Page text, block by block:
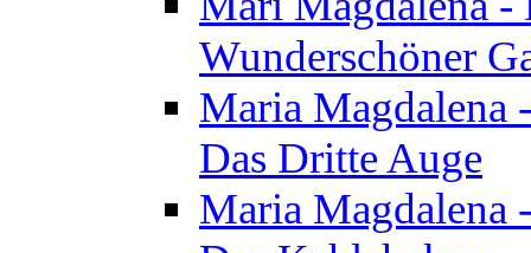
Wunderschöner
Maria Magdalena
Das Dritte Auge
Maria Magdalena